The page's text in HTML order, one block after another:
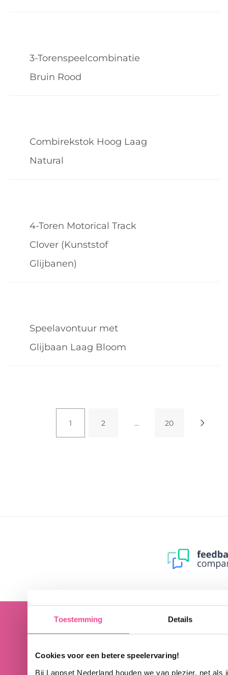
Toestemming Details
Cookies voor een betere speelervaring!
Bij Lappset Nederland houden we van plezier, net als
3-Torenspeelcombinatie
Bruin Rood
Combirekstok Hoog Laag
Natural
4-Toren Motorical Track
Clover (Kunststof
Glijbanen)
Speelavontuur met
Glijbaan Laag Bloom
1 2 … 20